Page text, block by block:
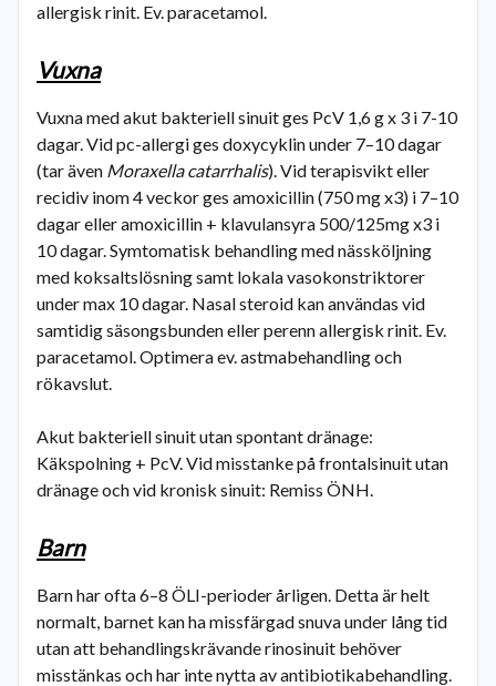
allergisk rinit. Ev. paracetamol.
Vuxna
Vuxna med akut bakteriell sinuit ges PcV 1,6 g x 3 i 7-10
dagar. Vid pc-allergi ges doxycyklin under 7–10 dagar
(tar även Moraxella catarrhalis). Vid terapisvikt eller
recidiv inom 4 veckor ges amoxicillin (750 mg x3) i 7–10
dagar eller amoxicillin + klavulansyra 500/125mg x3 i
10 dagar. Symtomatisk behandling med nässköljning
med koksaltslösning samt lokala vasokonstriktorer
under max 10 dagar. Nasal steroid kan användas vid
samtidig säsongsbunden eller perenn allergisk rinit. Ev.
paracetamol. Optimera ev. astmabehandling och
rökavslut.
Akut bakteriell sinuit utan spontant dränage:
Käkspolning + PcV. Vid misstanke på frontalsinuit utan
dränage och vid kronisk sinuit: Remiss ÖNH.
Barn
Barn har ofta 6–8 ÖLI-perioder årligen. Detta är helt
normalt, barnet kan ha missfärgad snuva under lång tid
utan att behandlingskrävande rinosinuit behöver
misstänkas och har inte nytta av antibiotikabehandling.